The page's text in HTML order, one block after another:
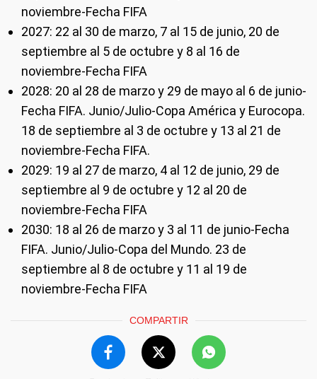
noviembre-Fecha FIFA
2027: 22 al 30 de marzo, 7 al 15 de junio, 20 de
septiembre al 5 de octubre y 8 al 16 de
noviembre-Fecha FIFA
2028: 20 al 28 de marzo y 29 de mayo al 6 de junio-
Fecha FIFA. Junio/Julio-Copa América y Eurocopa.
18 de septiembre al 3 de octubre y 13 al 21 de
noviembre-Fecha FIFA.
2029: 19 al 27 de marzo, 4 al 12 de junio, 29 de
septiembre al 9 de octubre y 12 al 20 de
noviembre-Fecha FIFA
2030: 18 al 26 de marzo y 3 al 11 de junio-Fecha
FIFA. Junio/Julio-Copa del Mundo. 23 de
septiembre al 8 de octubre y 11 al 19 de
noviembre-Fecha FIFA
COMPARTIR